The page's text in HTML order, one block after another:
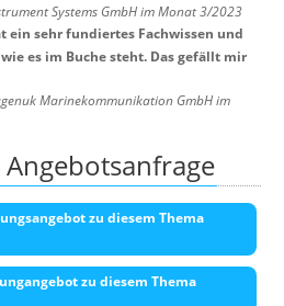
Systems GmbH im Monat 3/2023
ein sehr fundiertes Fachwissen und
es im Buche steht. Das gefällt mir
Marinekommunikation GmbH im
zu diesem Thema
zu diesem Thema